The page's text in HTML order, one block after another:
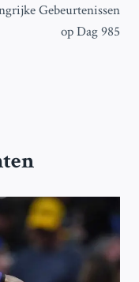
Gebeurtenissen
op Dag 985